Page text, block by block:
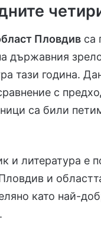
Пловдив са
държавния
тази година.
с
са били
и литература е
и
като най-